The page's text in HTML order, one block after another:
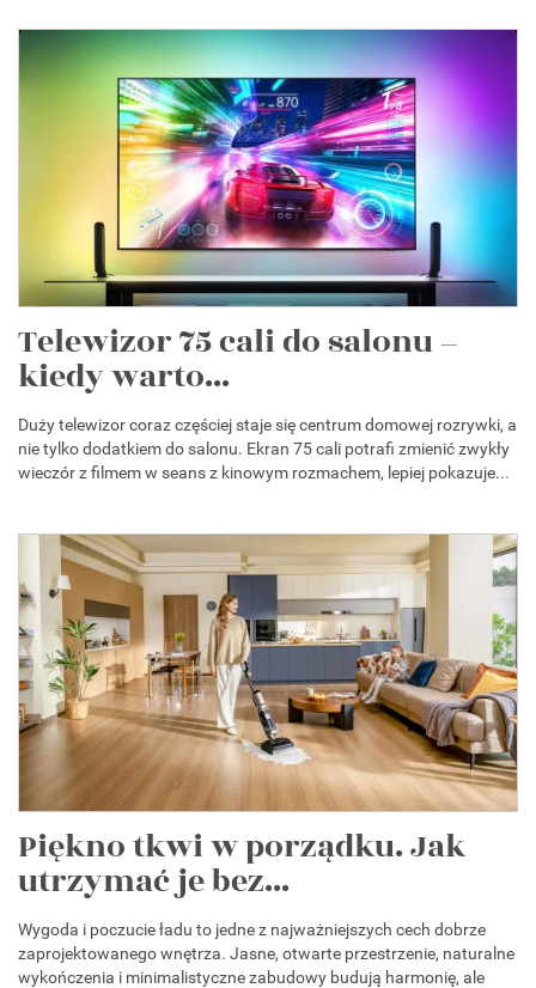
Telewizor 75 cali do salonu –
kiedy warto...
Duży telewizor coraz częściej staje się centrum domowej rozrywki, a
nie tylko dodatkiem do salonu. Ekran 75 cali potrafi zmienić zwykły
wieczór z filmem w seans z kinowym rozmachem, lepiej pokazuje...
Piękno tkwi w porządku. Jak
utrzymać je bez...
Wygoda i poczucie ładu to jedne z najważniejszych cech dobrze
zaprojektowanego wnętrza. Jasne, otwarte przestrzenie, naturalne
wykończenia i minimalistyczne zabudowy budują harmonię, ale